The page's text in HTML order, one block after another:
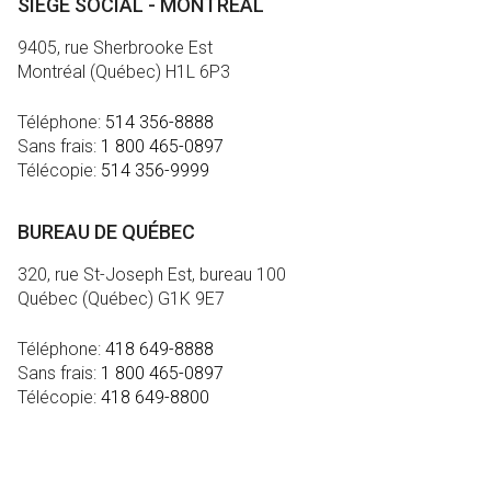
SIÈGE SOCIAL - MONTRÉAL
9405, rue Sherbrooke Est
Montréal (Québec) H1L 6P3
Téléphone: 514 356-8888
Sans frais: 1 800 465-0897
Télécopie: 514 356-9999
BUREAU DE QUÉBEC
320, rue St-Joseph Est, bureau 100
Québec (Québec) G1K 9E7
Téléphone: 418 649-8888
Sans frais: 1 800 465-0897
Télécopie: 418 649-8800